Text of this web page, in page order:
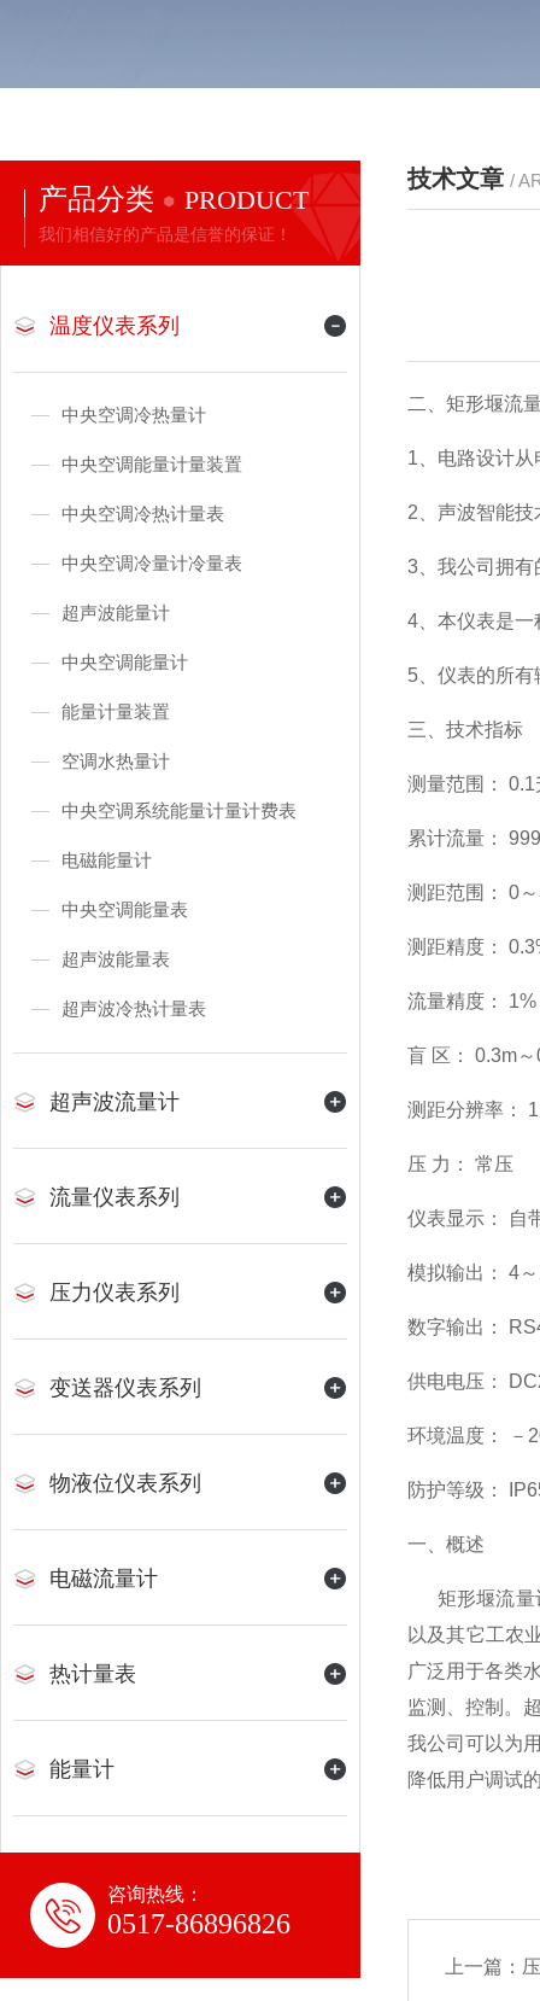
产品分类 PRODUCT
我们相信好的产品是信誉的保证！
温度仪表系列
中央空调冷热量计
中央空调能量计量装置
中央空调冷热计量表
中央空调冷量计冷量表
超声波能量计
中央空调能量计
能量计量装置
空调水热量计
中央空调系统能量计量计费表
电磁能量计
中央空调能量表
超声波能量表
超声波冷热计量表
超声波流量计
流量仪表系列
压力仪表系列
变送器仪表系列
物液位仪表系列
电磁流量计
热计量表
能量计
咨询热线：
0517-86896826
技术文章 /
二、矩形堰流
1、电路设计
2、声波智能
3、我公司拥有
4、本仪表是一
5、仪表的所
三、技术指标
测量范围：
累计流量：
测距范围： 0
测距精度：
流量精度：
盲 区： 0.3m
测距分辨率：
压 力： 常压
仪表显示： 自
模拟输出： 4
数字输出：
供电电压：
环境温度：
防护等级：
一、概述
矩形堰流
以及其它工农
广泛用于各类
监测、控制。
我公司可以为
降低用户调试
上一篇：